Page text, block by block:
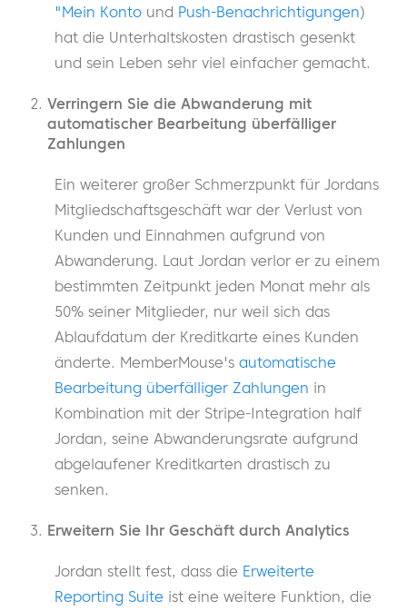
"Mein Konto und Push-Benachrichtigungen)
hat die Unterhaltskosten drastisch gesenkt
und sein Leben sehr viel einfacher gemacht.
Verringern Sie die Abwanderung mit
automatischer Bearbeitung überfälliger
Zahlungen
Ein weiterer großer Schmerzpunkt für Jordans
Mitgliedschaftsgeschäft war der Verlust von
Kunden und Einnahmen aufgrund von
Abwanderung. Laut Jordan verlor er zu einem
bestimmten Zeitpunkt jeden Monat mehr als
50% seiner Mitglieder, nur weil sich das
Ablaufdatum der Kreditkarte eines Kunden
änderte. MemberMouse's automatische
Bearbeitung überfälliger Zahlungen in
Kombination mit der Stripe-Integration half
Jordan, seine Abwanderungsrate aufgrund
abgelaufener Kreditkarten drastisch zu
senken.
Erweitern Sie Ihr Geschäft durch Analytics
Jordan stellt fest, dass die Erweiterte
Reporting Suite ist eine weitere Funktion, die